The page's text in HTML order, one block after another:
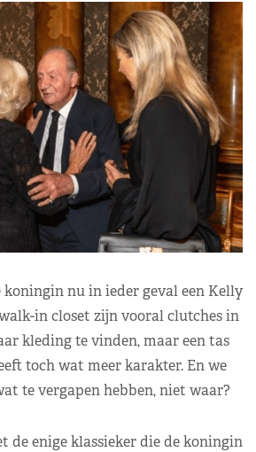
nu in ieder geval een Kelly
in closet zijn vooral clutches in
kleding te vinden, maar een tas
toch wat meer karakter. En we
te vergapen hebben, niet waar?
de enige klassieker die de koningin